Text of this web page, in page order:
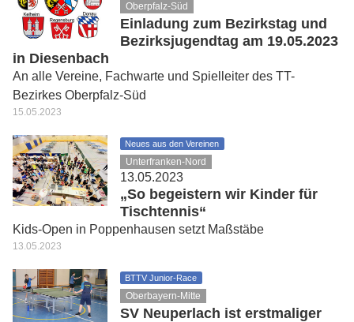
Oberpfalz-Süd
Einladung zum Bezirkstag und
Bezirksjugendtag am 19.05.2023
in Diesenbach
An alle Vereine, Fachwarte und Spielleiter des TT-
Bezirkes Oberpfalz-Süd
15.05.2023
Neues aus den Vereinen
Unterfranken-Nord
13.05.2023
„So begeistern wir Kinder für
Tischtennis“
Kids-Open in Poppenhausen setzt Maßstäbe
13.05.2023
BTTV Junior-Race
Oberbayern-Mitte
SV Neuperlach ist erstmaliger